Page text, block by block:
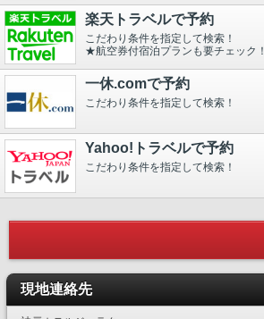
楽天トラベルで予約
こだわり条件を指定して検索！
★航空券付宿泊プランも要チェック！
一休.comで予約
こだわり条件を指定して検索！
Yahoo!トラベルで予約
こだわり条件を指定して検索！
現地連絡先